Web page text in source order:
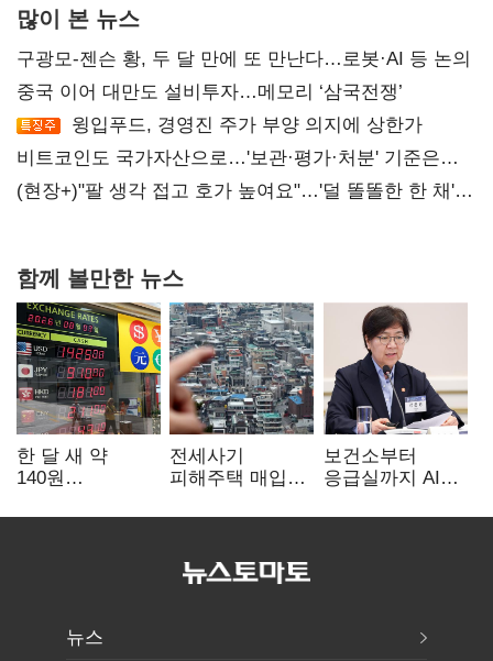
많이 본 뉴스
구광모-젠슨 황, 두 달 만에 또 만난다…로봇·AI 등 논의
중국 이어 대만도 설비투자…메모리 ‘삼국전쟁’
윙입푸드, 경영진 주가 부양 의지에 상한가
비트코인도 국가자산으로…'보관·평가·처분' 기준은
숙제
(현장+)"팔 생각 접고 호가 높여요"…'덜 똘똘한 한 채'
함께 볼만한 뉴스
한 달 새 약
140원
엔저'에 원화
전세사기
피해주택 매입
누적 피해자
보건소부터
응급실까지 AI
혁신 본격화
뉴스